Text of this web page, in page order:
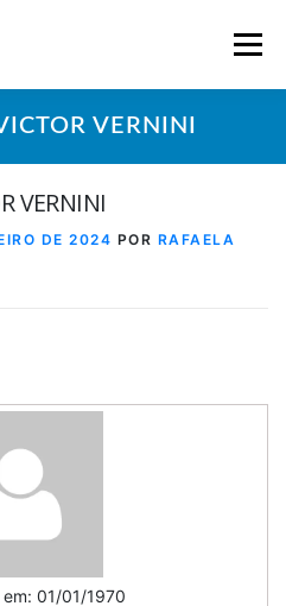
Menu
VERNINI
VERNINI
DE 2024 POR RAFAELA
01/01/1970